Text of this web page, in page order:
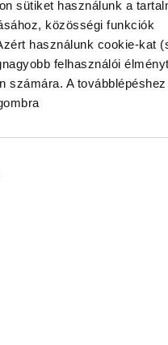
sütiket használunk a
közösségi funkciók
használunk cookie-kat
felhasználói élményt
számára. A
mondunk a víznek
jár a Radaway.
F műmárvány